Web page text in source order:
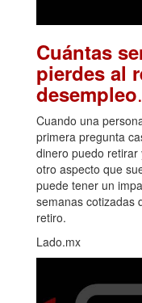
Cuántas
pierdes al
desempleo
Cuando una
primera pregunta
dinero puedo
otro aspecto que
puede tener un
semanas cotizadas
retiro.
Lado.mx